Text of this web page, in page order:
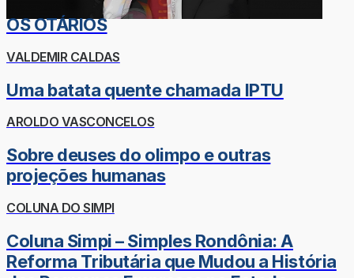
OS OTÁRIOS
VALDEMIR CALDAS
Uma batata quente chamada IPTU
AROLDO VASCONCELOS
Sobre deuses do olimpo e outras
projeções humanas
COLUNA DO SIMPI
Coluna Simpi – Simples Rondônia: A
Reforma Tributária que Mudou a História